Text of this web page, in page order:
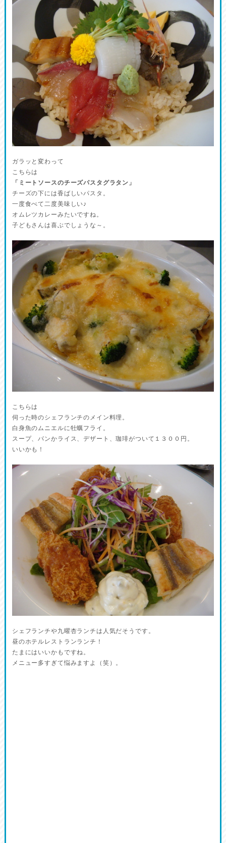
ガラッと変わって
こちらは
「ミートソースのチーズパスタグラタン」
チーズの下には香ばしいパスタ。
一度食べて二度美味しい♪
オムレツカレーみたいですね。
子どもさんは喜ぶでしょうな～。
こちらは
伺った時のシェフランチのメイン料理。
白身魚のムニエルに牡蠣フライ。
スープ、パンかライス、デザート、珈琲がついて１３００円。
いいかも！
シェフランチや九曜杏ランチは人気だそうです。
昼のホテルレストランランチ！
たまにはいいかもですね。
メニュー多すぎて悩みますよ（笑）。